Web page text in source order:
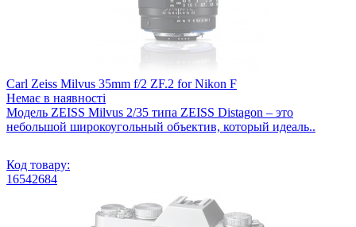
Carl Zeiss Milvus 35mm f/2 ZF.2 for Nikon F
Немає в наявності
Модель ZEISS Milvus 2/35 типа ZEISS Distagon – это
небольшой широкоугольный объектив, который идеаль..
Код товару:
16542684